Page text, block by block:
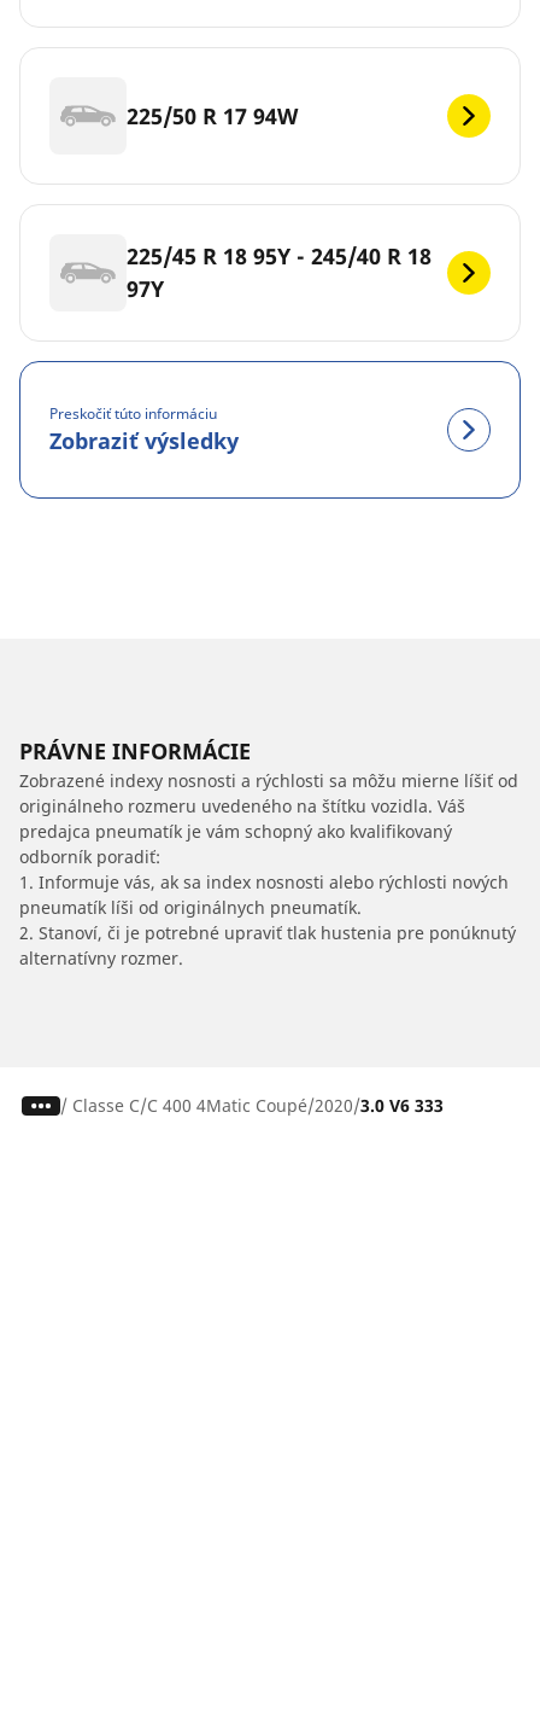
225/50 R 17 94W
225/45 R 18 95Y - 245/40 R 18
97Y
Preskočiť túto informáciu
Zobraziť výsledky
PRÁVNE INFORMÁCIE
Zobrazené indexy nosnosti a rýchlosti sa môžu mierne líšiť od
originálneho rozmeru uvedeného na štítku vozidla. Váš
predajca pneumatík je vám schopný ako kvalifikovaný
odborník poradiť:
1. Informuje vás, ak sa index nosnosti alebo rýchlosti nových
pneumatík líši od originálnych pneumatík.
2. Stanoví, či je potrebné upraviť tlak hustenia pre ponúknutý
alternatívny rozmer.
/ Classe C C 400 4Matic Coupé 2020 3.0 V6 333